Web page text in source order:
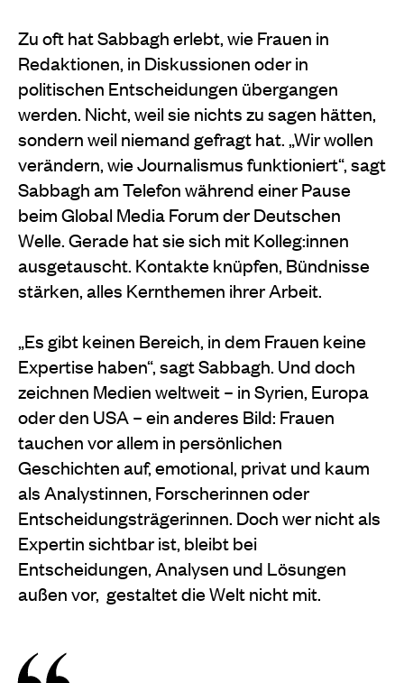
Zu oft hat Sabbagh erlebt, wie Frauen in
Redaktionen, in Diskussionen oder in
politischen Entscheidungen übergangen
werden. Nicht, weil sie nichts zu sagen hätten,
sondern weil niemand gefragt hat. „Wir wollen
verändern, wie Journalismus funktioniert“, sagt
Sabbagh am Telefon während einer Pause
beim Global Media Forum der Deutschen
Welle. Gerade hat sie sich mit Kolleg:innen
ausgetauscht. Kontakte knüpfen, Bündnisse
stärken, alles Kernthemen ihrer Arbeit.
„Es gibt keinen Bereich, in dem Frauen keine
Expertise haben“, sagt Sabbagh. Und doch
zeichnen Medien weltweit – in Syrien, Europa
oder den USA – ein anderes Bild: Frauen
tauchen vor allem in persönlichen
Geschichten auf, emotional, privat und kaum
als Analystinnen, Forscherinnen oder
Entscheidungsträgerinnen. Doch wer nicht als
Expertin sichtbar ist, bleibt bei
Entscheidungen, Analysen und Lösungen
außen vor, gestaltet die Welt nicht mit.